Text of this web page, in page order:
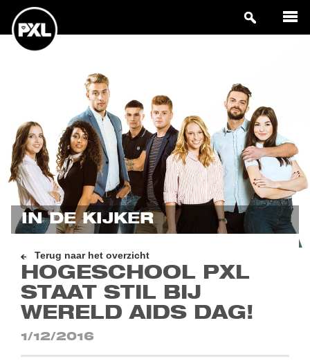
IN DE KIJKER
Terug naar het overzicht
HOGESCHOOL PXL
STAAT STIL BIJ
WERELD AIDS DAG!
1/12/2016